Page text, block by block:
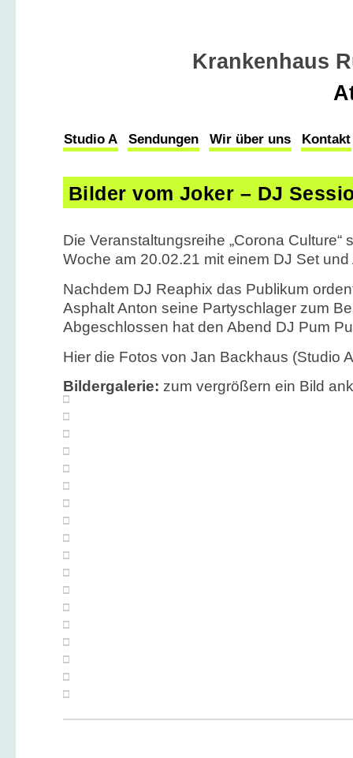
Krankenhaus
Studio A Sendungen Wir über uns Kontakt
Bilder vom Joker – DJ
Die Veranstaltungsreihe „Corona Culture“
Woche am 20.02.21 mit einem DJ Set und
Nachdem DJ Reaphix das Publikum
Asphalt Anton seine Partyschlager zum
Abgeschlossen hat den Abend DJ Pum
Hier die Fotos von Jan Backhaus (Studio
Bildergalerie: zum vergrößern ein Bild